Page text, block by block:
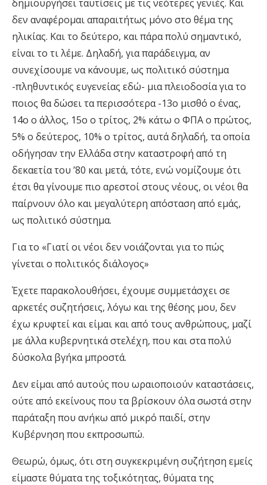
δημιουργήσει ταυτίσεις με τις νεότερες γενιές. Και
δεν αναφέρομαι απαραιτήτως μόνο στο θέμα της
ηλικίας. Και το δεύτερο, και πάρα πολύ σημαντικό,
είναι το τι λέμε. Δηλαδή, για παράδειγμα, αν
συνεχίσουμε να κάνουμε, ως πολιτικό σύστημα
-πληθυντικός ευγενείας εδώ- μια πλειοδοσία για το
ποιος θα δώσει τα περισσότερα -13ο μισθό ο ένας,
14ο ο άλλος, 15ο ο τρίτος, 2% κάτω ο ΦΠΑ ο πρώτος,
5% ο δεύτερος, 10% ο τρίτος, αυτά δηλαδή, τα οποία
οδήγησαν την Ελλάδα στην καταστροφή από τη
δεκαετία του ’80 και μετά, τότε, ενώ νομίζουμε ότι
έτσι θα γίνουμε πιο αρεστοί στους νέους, οι νέοι θα
παίρνουν όλο και μεγαλύτερη απόσταση από εμάς,
ως πολιτικό σύστημα.
Για το «Γιατί οι νέοι δεν νοιάζονται για το πώς
γίνεται ο πολιτικός διάλογος»
Έχετε παρακολουθήσει, έχουμε συμμετάσχει σε
αρκετές συζητήσεις, λόγω και της θέσης μου, δεν
έχω κρυφτεί και είμαι και από τους ανθρώπους, μαζί
με άλλα κυβερνητικά στελέχη, που και στα πολύ
δύσκολα βγήκα μπροστά.
Δεν είμαι από αυτούς που ωραιοποιούν καταστάσεις,
ούτε από εκείνους που τα βρίσκουν όλα σωστά στην
παράταξη που ανήκω από μικρό παιδί, στην
Κυβέρνηση που εκπροσωπώ.
Θεωρώ, όμως, ότι στη συγκεκριμένη συζήτηση εμείς
είμαστε θύματα της τοξικότητας, θύματα της